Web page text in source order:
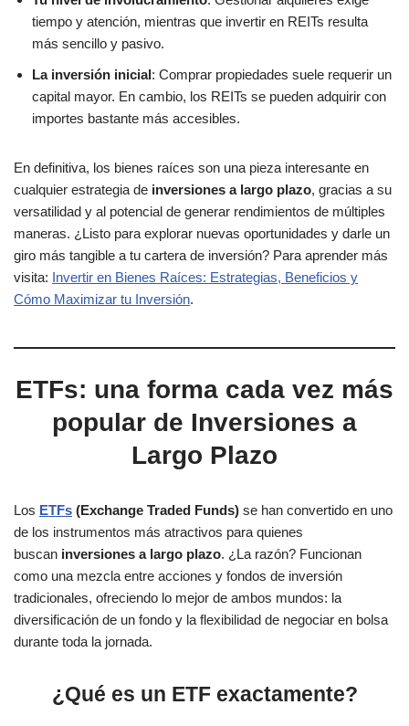
tiempo y atención, mientras que invertir en REITs resulta
más sencillo y pasivo.
La inversión inicial : Comprar propiedades suele requerir un
capital mayor. En cambio, los REITs se pueden adquirir con
importes bastante más accesibles.
En definitiva, los bienes raíces son una pieza interesante en
cualquier estrategia de inversiones a largo plazo, gracias a su
versatilidad y al potencial de generar rendimientos de múltiples
maneras. ¿Listo para explorar nuevas oportunidades y darle un
giro más tangible a tu cartera de inversión? Para aprender más
visita: Invertir en Bienes Raíces: Estrategias, Beneficios y
Cómo Maximizar tu Inversión.
ETFs: una forma cada vez más
popular de Inversiones a
Largo Plazo
Los ETFs (Exchange Traded Funds) se han convertido en uno
de los instrumentos más atractivos para quienes
buscan inversiones a largo plazo. ¿La razón? Funcionan
como una mezcla entre acciones y fondos de inversión
tradicionales, ofreciendo lo mejor de ambos mundos: la
diversificación de un fondo y la flexibilidad de negociar en bolsa
durante toda la jornada.
¿Qué es un ETF exactamente?